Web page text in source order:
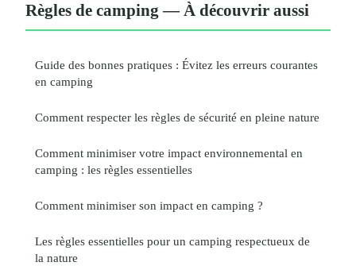
Règles de camping — À découvrir aussi
Guide des bonnes pratiques : Évitez les erreurs courantes
en camping
Comment respecter les règles de sécurité en pleine nature
Comment minimiser votre impact environnemental en
camping : les règles essentielles
Comment minimiser son impact en camping ?
Les règles essentielles pour un camping respectueux de
la nature